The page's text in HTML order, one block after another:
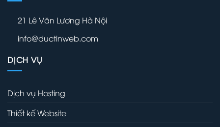
21 Lê Văn Lương Hà Nội
info@ductinweb.com
DỊCH VỤ
Dịch vụ Hosting
Thiết kế Website